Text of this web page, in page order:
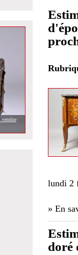
lundi 2
» En
doré